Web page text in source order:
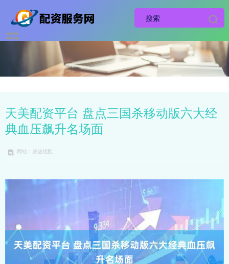
天美配资平台 盘点三国杀移动版六大经
典血压飙升名场面
网站：盛达优配